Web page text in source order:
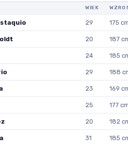
WIEK
29 175
20 187
24 185
29 188
23 169
25 177
20 182
31 185